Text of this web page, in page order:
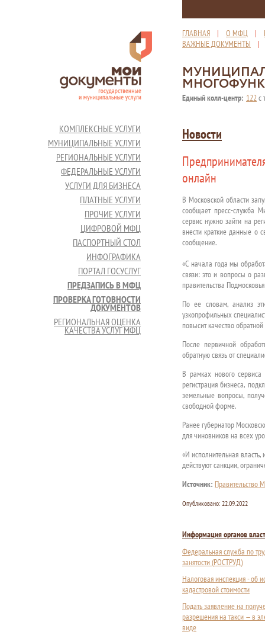
ГЛАВНАЯ | О МФЦ |
ВАЖНЫЕ ДОКУМЕНТЫ
Единый колл-центр: 122с
КОМПЛЕКСНЫЕ УСЛУГИ
МУНИЦИПАЛЬНЫЕ УСЛУГИ
РЕГИОНАЛЬНЫЕ УСЛУГИ
ФЕДЕРАЛЬНЫЕ УСЛУГИ
УСЛУГИ ДЛЯ БИЗНЕСА
ПЛАТНЫЕ УСЛУГИ
ПРОЧИЕ УСЛУГИ
ЦИФРОВОЙ МФЦ
ПАСПОРТНЫЙ СТОЛ
ИНФОГРАФИКА
ПОРТАЛ ГОСУСЛУГ
ПРЕДЗАПИСЬ В МФЦ
ПРОВЕРКА ГОТОВНОСТИ
ДОКУМЕНТОВ
РЕГИОНАЛЬНАЯ ОЦЕНКА
КАЧЕСТВА УСЛУГ МФЦ
Новости
онлайн
В Московской области
сообщает пресс-служба
сервис нужно зайти на
внести краткие данные о
сообщение.
«С начала года мы
связи: это и вопросы о
правительства
По ее словам, анализ
узкопрофильных
повысит качество обратной
После первичной
обратную связь от
В рамках нового
регистрация бизнеса,
земельные вопросы,
свободной форме.
Ранее губернатор
для чиновников на всех
«И исполнительная
действуют санкции,
Источник: Правительство
Опубликовано: 22.09.2022
Информация органов
Федеральная служба по
занятости (РОСТРУД)
Налоговая инспекция - об
кадастровой стоимости
Подать заявление на
разрешения на такси — в
виде